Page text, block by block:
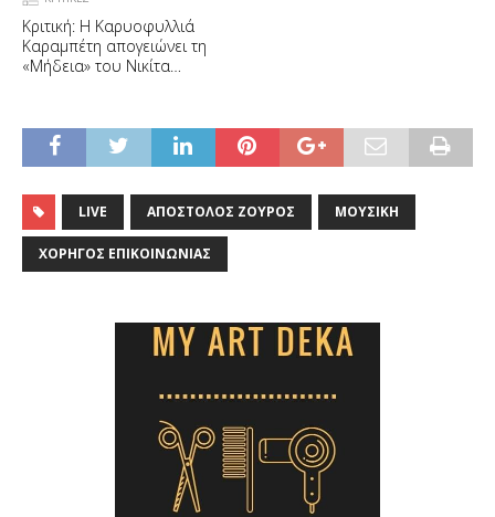
Κριτική: Η Καρυοφυλλιά
Καραμπέτη απογειώνει τη
«Μήδεια» του Νικίτα
LIVE ΑΠΌΣΤΟΛΟΣ ΖΟΎΡΟΣ ΜΟΥΣΙΚΉ
ΧΟΡΗΓΌΣ ΕΠΙΚΟΙΝΩΝΊΑΣ